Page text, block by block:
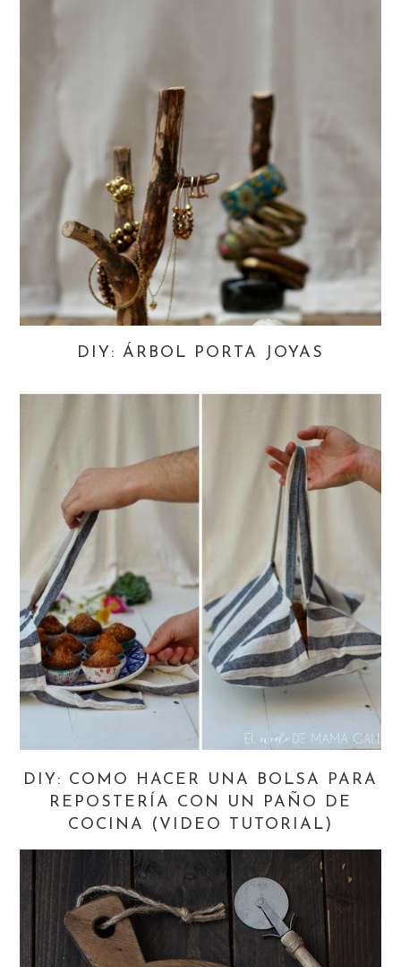
DIY: ÁRBOL PORTA JOYAS
DIY: COMO HACER UNA BOLSA PARA
REPOSTERÍA CON UN PAÑO DE
COCINA (VIDEO TUTORIAL)